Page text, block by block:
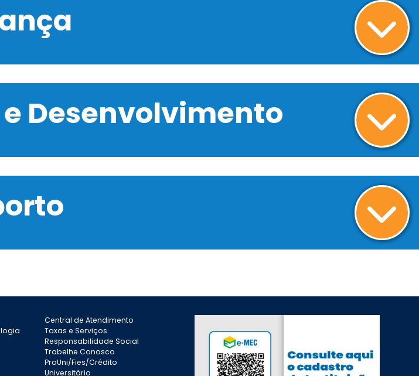
Desenvolvimento
Central de Atendimento
Taxas e Serviços
Responsabilidade Social
Trabelhe Conosco
ProUni/Fies/Crédito
Universitário